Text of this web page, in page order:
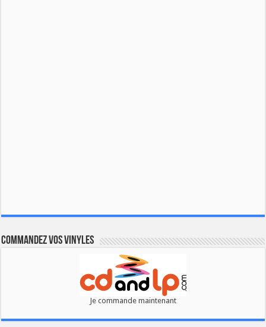
Commandez vos vinyles
Je commande maintenant